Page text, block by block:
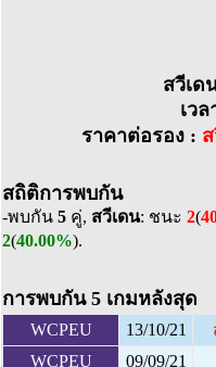
สวีเด
เว
ราคาต่อรอง :
สถิติการพบกัน
-พบกัน 5 คู่, สวีเดน: ชนะ 2(
2(40.00%).
การพบกัน 5 เกมหลังสุด
WCPEU 13/10/21
WCPEU
09/09/21